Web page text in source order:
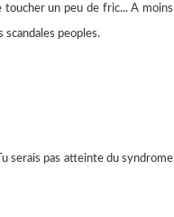
un peu de fric... A moins
peoples.
serais pas atteinte du syndrome